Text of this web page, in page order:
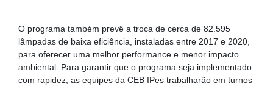
O programa também prevê a troca de cerca de 82.595
lâmpadas de baixa eficiência, instaladas entre 2017 e 2020,
para oferecer uma melhor performance e menor impacto
ambiental. Para garantir que o programa seja implementado
com rapidez, as equipes da CEB IPes trabalharão em turnos